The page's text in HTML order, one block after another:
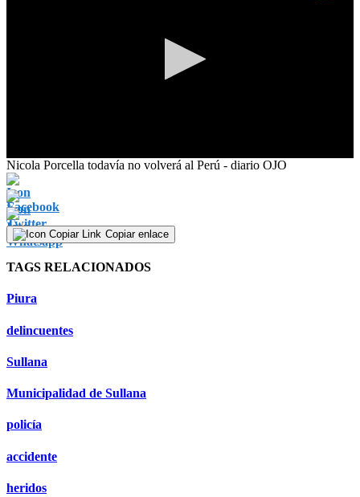
0
seconds
of
40
seconds
Nicola Porcella todavía no volverá al Perú - diario OJO
Copiar enlace
TAGS RELACIONADOS
Piura
delincuentes
Sullana
Municipalidad de Sullana
policía
accidente
heridos